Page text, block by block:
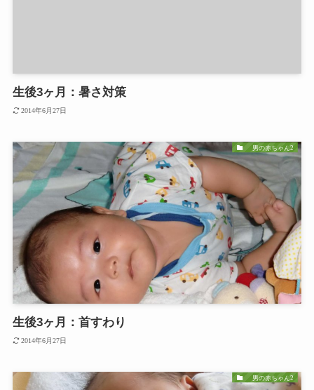
生後3ヶ月：暑さ対策
2014年6月27日
男の赤ちゃん2
生後3ヶ月：首すわり
2014年6月27日
男の赤ちゃん2